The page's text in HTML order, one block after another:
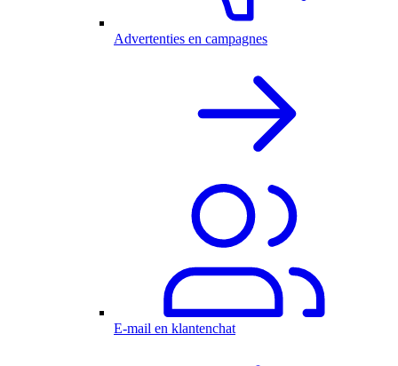
Advertenties en campagnes
E-mail en klantenchat